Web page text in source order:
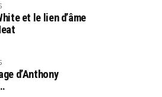
et le lien d’âme
d’Anthony